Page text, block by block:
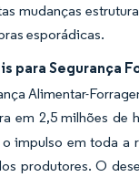
mudanças
esporádicas.
para Segurança
Alimentar-
em 2,5 milhões de
impulso em toda a
produtores. O